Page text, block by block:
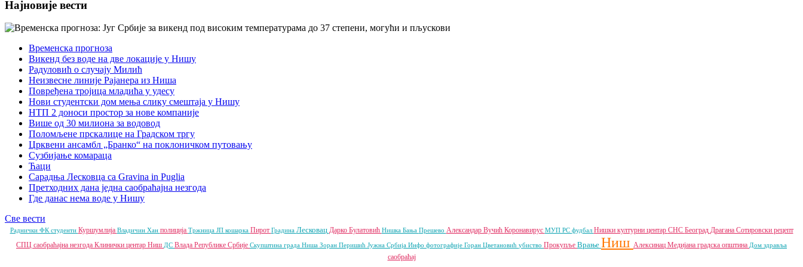
Најновије вести
Временска прогноза
Викенд без воде на две локације у Нишу
Радуловић о случају Милић
Неизвесне линије Рајанера из Ниша
Повређена тројица младића у удесу
Нови студентски дом мења слику смештаја у Нишу
НТП 2 доноси простор за нове компаније
Више од 30 милиона за водовод
Поломљене прскалице на Градском тргу
Црквени ансамбл „Бранко“ на поклоничком путовању
Сузбијање комараца
Ћаци
Сарадња Лесковца са Gravina in Puglia
Претходних дана једна саобраћајна незгода
Где данас нема воде у Нишу
Све вести
Раднички ФК студенти Куршумлија Владичин Хан полиција Тржница ЈП кошарка Пирот Градина Лесковац Дарко Булатовић Нишка Бања Прешево Александар Вучић Коронавирус МУП РС фудбал Нишки културни центар СНС Београд Драгана Сотировски рецепт
СПЦ саобраћајна незгода Клинички центар Ниш ДС Влада Републике Србије Скупштина града Ниша Зоран Перишић Јужна Србија Инфо фотографије Горан Цветановић убиство Прокупље Врање Ниш Алексинац Медијана градска општина Дом здравља
саобраћај